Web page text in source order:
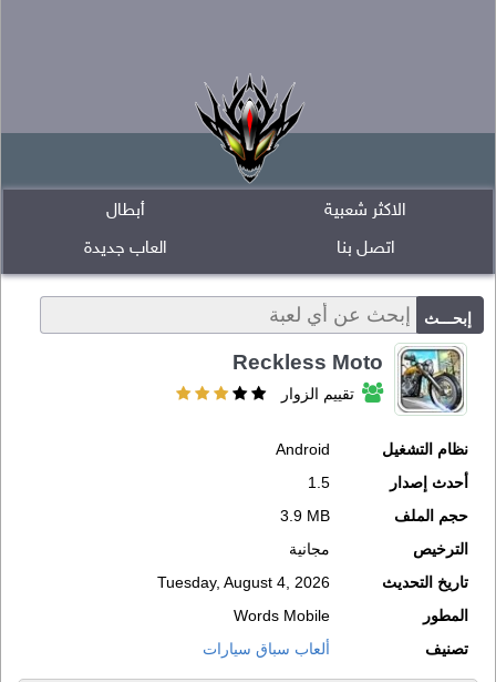
أبطال
الاكثر شعبية
العاب جديدة
اتصل بنا
Reckless Moto
تقييم الزوار
نظام التشغيل
Android
أحدث إصدار
1.5
حجم الملف
3.9 MB
الترخيص
مجانية
تاريخ التحديث
Tuesday, August 4, 2026
المطور
Words Mobile
تصنيف
ألعاب سباق سيارات